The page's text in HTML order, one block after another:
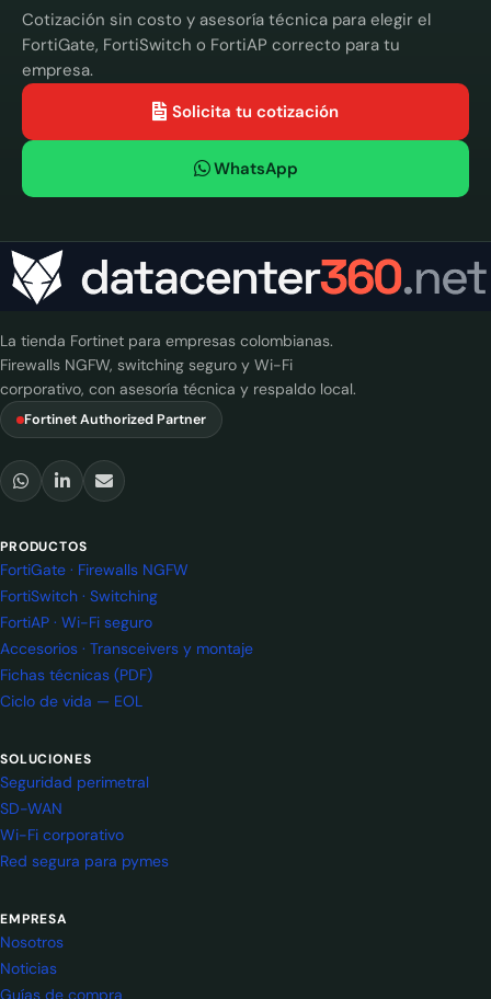
Cotización sin costo y asesoría técnica para elegir el
FortiGate, FortiSwitch o FortiAP correcto para tu
empresa.
Solicita tu cotización
WhatsApp
La tienda Fortinet para empresas colombianas.
Firewalls NGFW, switching seguro y Wi-Fi
corporativo, con asesoría técnica y respaldo local.
Fortinet Authorized Partner
PRODUCTOS
FortiGate · Firewalls NGFW
FortiSwitch · Switching
FortiAP · Wi-Fi seguro
Accesorios · Transceivers y montaje
Fichas técnicas (PDF)
Ciclo de vida — EOL
SOLUCIONES
Seguridad perimetral
SD-WAN
Wi-Fi corporativo
Red segura para pymes
EMPRESA
Nosotros
Noticias
Guías de compra